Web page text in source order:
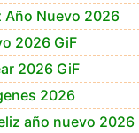
Año Nuevo 2026
2026 GiF
2026 GiF
2026
año nuevo 2026